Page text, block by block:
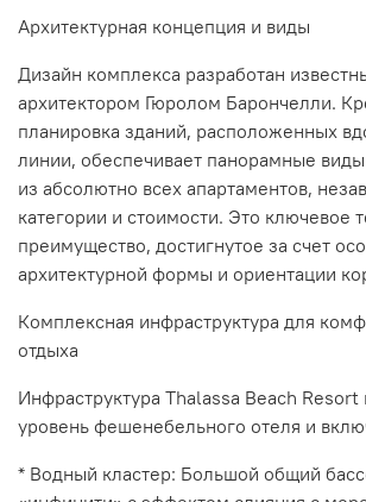
Архитектурная концепция и виды
Дизайн комплекса разработан
архитектором Гюролом Барончелли.
планировка зданий, расположенных
линии, обеспечивает панорамные
из абсолютно всех апартаментов,
категории и стоимости. Это ключевое
преимущество, достигнутое за счет
архитектурной формы и ориентации
Комплексная инфраструктура для
отдыха
Инфраструктура Thalassa Beach Resort
уровень фешенебельного отеля и
* Водный кластер: Большой общий